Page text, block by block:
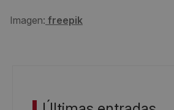
Imagen: freepik